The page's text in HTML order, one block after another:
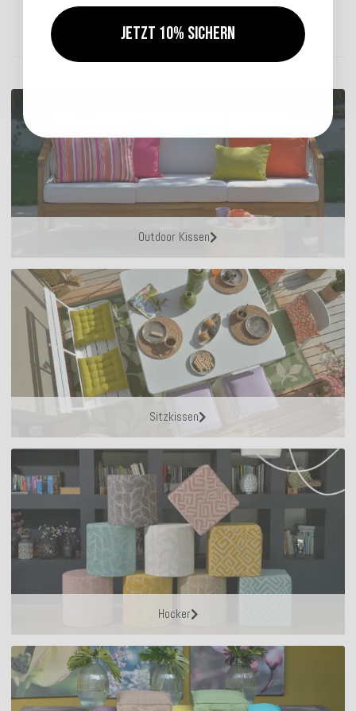
ENTDECKEN SIE UNSER SORTIMENT
Outdoor Kissen
Sitzkissen
Hocker
Jetzt 10% sichern